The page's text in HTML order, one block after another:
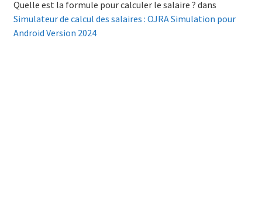
Quelle est la formule pour calculer le salaire ? dans
Simulateur de calcul des salaires : OJRA Simulation pour
Android Version 2024